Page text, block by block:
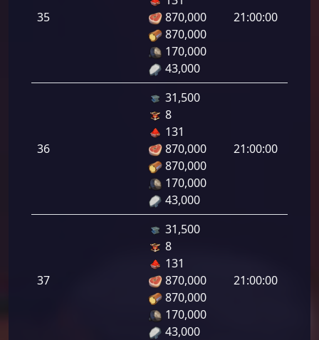
35
870,000
870,000
170,000
43,000
21:00:00
36
31,500
8
131
870,000
870,000
170,000
43,000
21:00:00
37
31,500
8
131
870,000
870,000
170,000
43,000
21:00:00